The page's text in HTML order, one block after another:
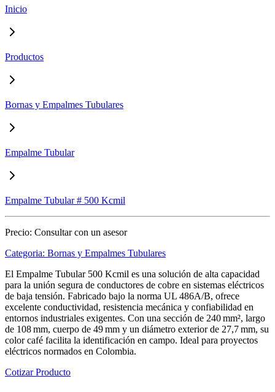
Inicio
Productos
Bornas y Empalmes Tubulares
Empalme Tubular
Empalme Tubular # 500 Kcmil
Precio: Consultar con un asesor
Categoria: Bornas y Empalmes Tubulares
El Empalme Tubular 500 Kcmil es una solución de alta capacidad
para la unión segura de conductores de cobre en sistemas eléctricos
de baja tensión. Fabricado bajo la norma UL 486A/B, ofrece
excelente conductividad, resistencia mecánica y confiabilidad en
entornos industriales exigentes. Con una sección de 240 mm², largo
de 108 mm, cuerpo de 49 mm y un diámetro exterior de 27,7 mm, su
color café facilita la identificación en campo. Ideal para proyectos
eléctricos normados en Colombia.
Cotizar Producto